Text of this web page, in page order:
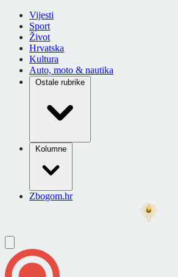
Vijesti
Sport
Život
Hrvatska
Kultura
Auto, moto & nautika
Ostale rubrike
Kolumne
Zbogom.hr